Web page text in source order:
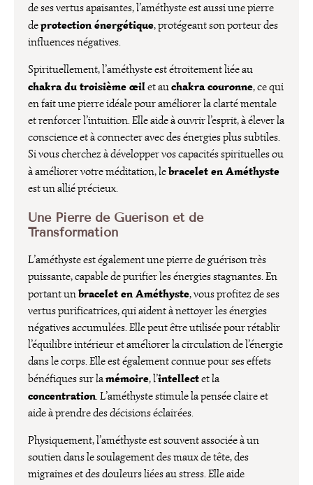
de ses vertus apaisantes, l’améthyste est aussi une pierre
deprotection énergétique, protégeant son porteur des
influences négatives.
Spirituellement, l’améthyste est étroitement liée au
chakra du troisième œilet auchakra couronne, ce qui
en fait une pierre idéale pour améliorer la clarté mentale
et renforcer l’intuition. Elle aide à ouvrir l’esprit, à élever la
conscience et à connecter avec des énergies plus subtiles.
Si vous cherchez à développer vos capacités spirituelles ou
à améliorer votre méditation, lebracelet en Améthyste
est un allié précieux.
Une Pierre de Guérison et de
Transformation
L’améthyste est également une pierre de guérison très
puissante, capable de purifier les énergies stagnantes. En
portant unbracelet en Améthyste, vous profitez de ses
vertus purificatrices, qui aident à nettoyer les énergies
négatives accumulées. Elle peut être utilisée pour rétablir
l’équilibre intérieur et améliorer la circulation de l’énergie
dans le corps. Elle est également connue pour ses effets
bénéfiques sur lamémoire, l’intellectet la
concentration. L’améthyste stimule la pensée claire et
aide à prendre des décisions éclairées.
Physiquement, l’améthyste est souvent associée à un
soutien dans le soulagement des maux de tête, des
migraines et des douleurs liées au stress. Elle aide